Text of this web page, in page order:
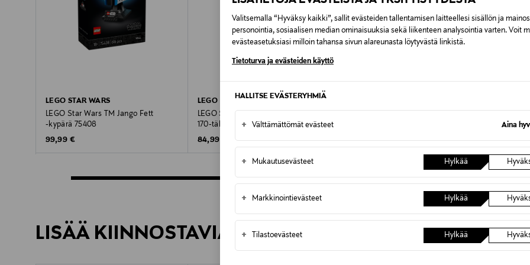
Valitsemalla “Hyväksy kaikki”, sallit evästeiden tallentamisen laitteellesi sisällön ja
personointia, sosiaalisen median ominaisuuksia sekä liikenteen analysointia varten. Voit
evästeasetuksiasi milloin tahansa sivun alareunasta löytyvästä linkistä.
Tietoturva ja evästeiden käyttö
HALLITSE EVÄSTERYHMIÄ
+ Välttämättömät evästeet Aina
+ Mukautusevästeet Hylkää
+ Markkinointievästeet Hylkää
+ Tilastoevästeet Hylkää
LEGO STAR WARS
LEGO Star Wars TM Jango Fett
‑kypärä 75408
Original Price
99,99 €
LEGO STAR WARS
LEGO Star Wars TM ARC-
170‑tähtihävittäjä 75402
Original Price
84,99 €
Original Price
84,99 €
LEGO
Original
119,99
LISÄÄ KIINNOSTAVIA TUOTTEITA